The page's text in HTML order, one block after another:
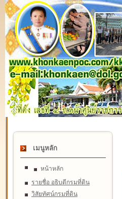
เมนูหลัก
หน้าหลัก
รายชื่อ อธิบดีกรมที่ดิน
วิสัยทัศน์กรมที่ดิน